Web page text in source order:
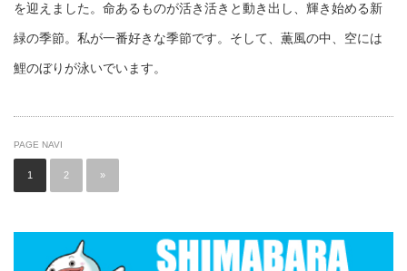
を迎えました。命あるものが活き活きと動き出し、輝き始める新
緑の季節。私が一番好きな季節です。そして、薫風の中、空には
鯉のぼりが泳いでいます。
PAGE NAVI
1 2 »